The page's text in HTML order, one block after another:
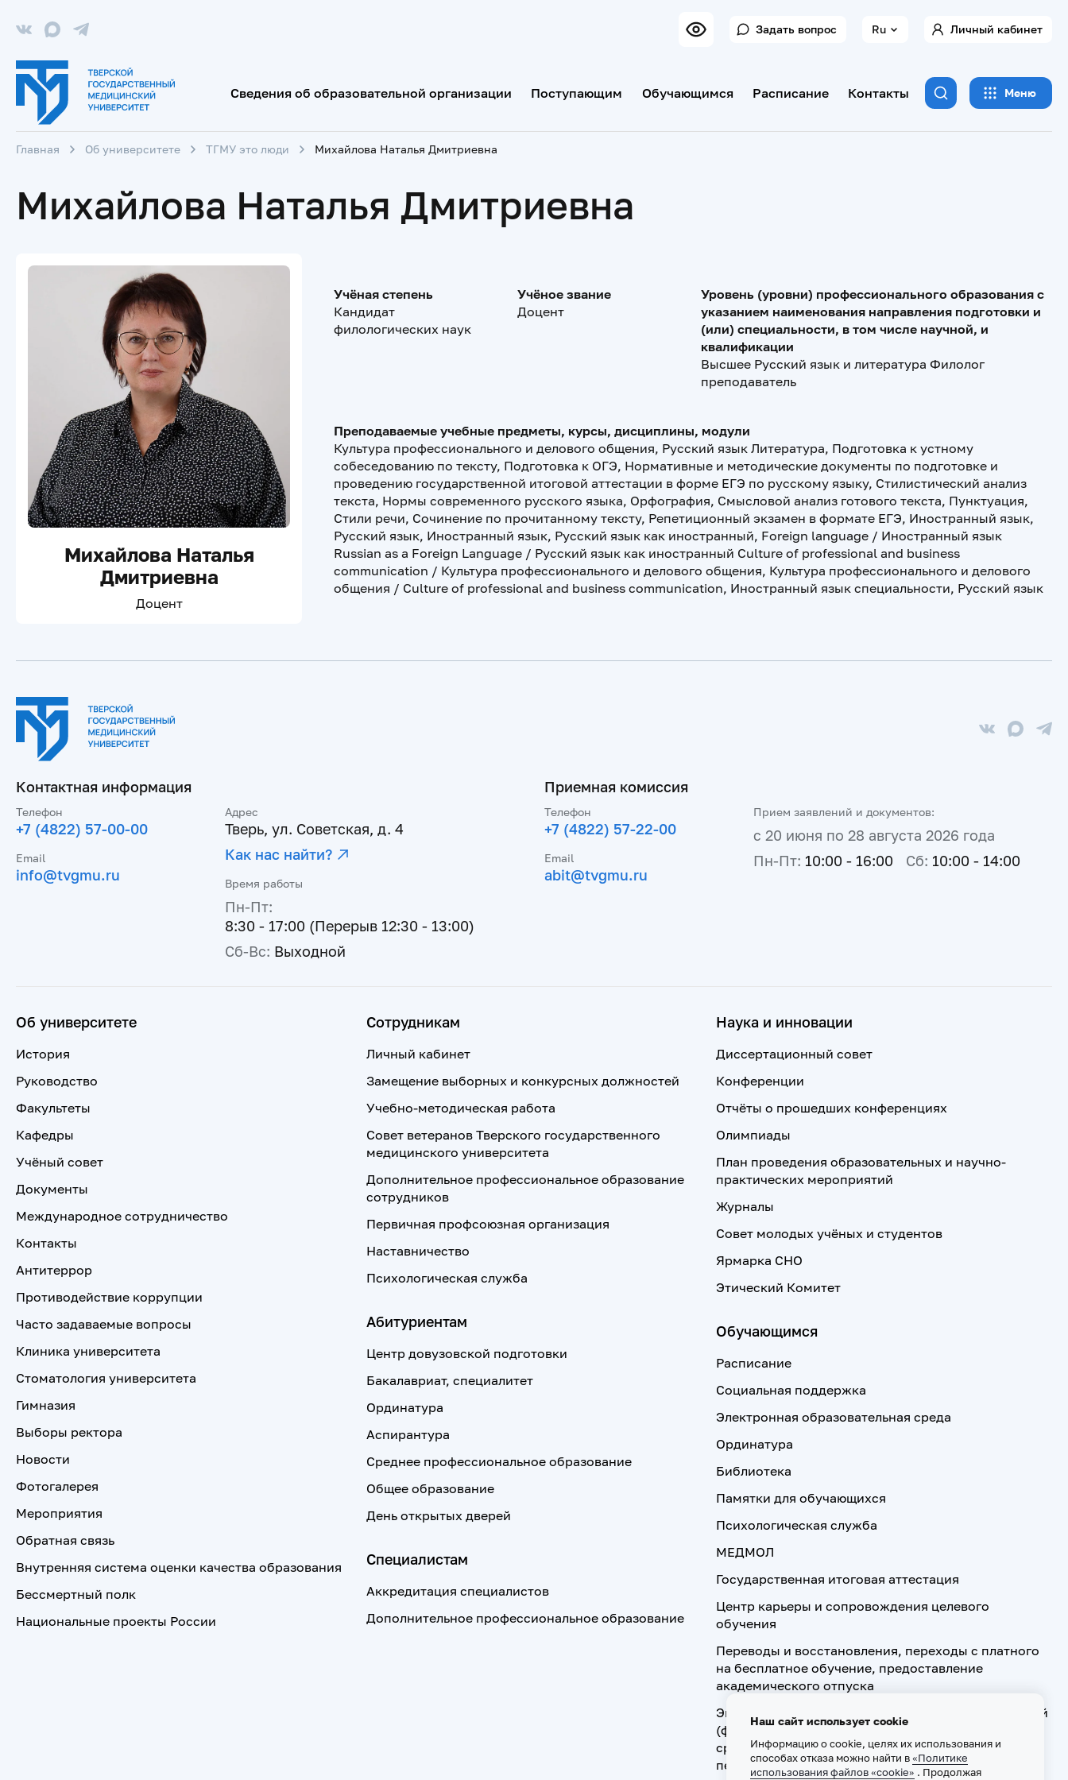
Задать вопрос Ru Личный кабинет
Сведения об образовательной организации Поступающим Обучающимся Расписание Контакты Меню
Главная Об университете ТГМУ это люди Михайлова Наталья Дмитриевна
Михайлова Наталья Дмитриевна
Михайлова Наталья
Дмитриевна
Доцент
Учёная степень
Кандидат
филологических наук
Учёное звание
Доцент
Уровень (уровни) профессионального образования с
указанием наименования направления подготовки и
(или) специальности, в том числе научной, и
квалификации
Высшее Русский язык и литература Филолог
преподаватель
Преподаваемые учебные предметы, курсы, дисциплины, модули
Культура профессионального и делового общения, Русский язык Литература, Подготовка к устному
собеседованию по тексту, Подготовка к ОГЭ, Нормативные и методические документы по подготовке и
проведению государственной итоговой аттестации в форме ЕГЭ по русскому языку, Стилистический анализ
текста, Нормы современного русского языка, Орфография, Смысловой анализ готового текста, Пунктуация,
Стили речи, Сочинение по прочитанному тексту, Репетиционный экзамен в формате ЕГЭ, Иностранный язык,
Русский язык, Иностранный язык, Русский язык как иностранный, Foreign language / Иностранный язык
Russian as a Foreign Language / Русский язык как иностранный Culture of professional and business
communication / Культура профессионального и делового общения, Культура профессионального и делового
общения / Culture of professional and business communication, Иностранный язык специальности, Русский язык
Контактная информация
Телефон
+7 (4822) 57-00-00
Email
info@tvgmu.ru
Адрес
Тверь, ул. Советская, д. 4
Как нас найти?
Время работы
Пн-Пт:
8:30 - 17:00 (Перерыв 12:30 - 13:00)
Сб-Вс: Выходной
Приемная комиссия
Телефон
+7 (4822) 57-22-00
Email
abit@tvgmu.ru
Прием заявлений и документов:
с 20 июня по 28 августа 2026 года
Пн-Пт: 10:00 - 16:00 Сб: 10:00 - 14:00
Об университете
История
Руководство
Факультеты
Кафедры
Учёный совет
Документы
Международное сотрудничество
Контакты
Антитеррор
Противодействие коррупции
Часто задаваемые вопросы
Клиника университета
Стоматология университета
Гимназия
Выборы ректора
Новости
Фотогалерея
Мероприятия
Обратная связь
Внутренняя система оценки качества образования
Бессмертный полк
Национальные проекты России
Сотрудникам
Личный кабинет
Замещение выборных и конкурсных должностей
Учебно-методическая работа
Совет ветеранов Тверского государственного
медицинского университета
Дополнительное профессиональное образование
сотрудников
Первичная профсоюзная организация
Наставничество
Психологическая служба
Абитуриентам
Центр довузовской подготовки
Бакалавриат, специалитет
Ординатура
Аспирантура
Среднее профессиональное образование
Общее образование
День открытых дверей
Специалистам
Аккредитация специалистов
Дополнительное профессиональное образование
Наука и инновации
Диссертационный совет
Конференции
Отчёты о прошедших конференциях
Олимпиады
План проведения образовательных и научно-
практических мероприятий
Журналы
Совет молодых учёных и студентов
Ярмарка СНО
Этический Комитет
Обучающимся
Расписание
Социальная поддержка
Электронная образовательная среда
Ординатура
Библиотека
Памятки для обучающихся
Психологическая служба
МЕДМОЛ
Государственная итоговая аттестация
Центр карьеры и сопровождения целевого
обучения
Переводы и восстановления, переходы с платного
на бесплатное обучение, предоставление
академического отпуска
Экзамен по допуску к осуществлению медицинской
(фармацевтической) деятельности на должностях
среднего медицинского (фармацевтического)
персонала
Наш сайт использует cookie
Информацию о cookie, целях их использования и
способах отказа можно найти в«Политике
использования файлов «cookie» . Продолжая